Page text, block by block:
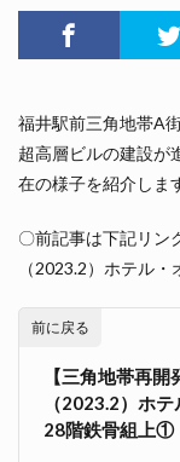
福井駅前三角地帯A
超高層ビルの建設が
在の様子を紹介しま
〇前記事は下記リン
（2023.2）ホテル
前に戻る
【三角地帯再開
（2023.2）ホ
28階鉄骨組上①